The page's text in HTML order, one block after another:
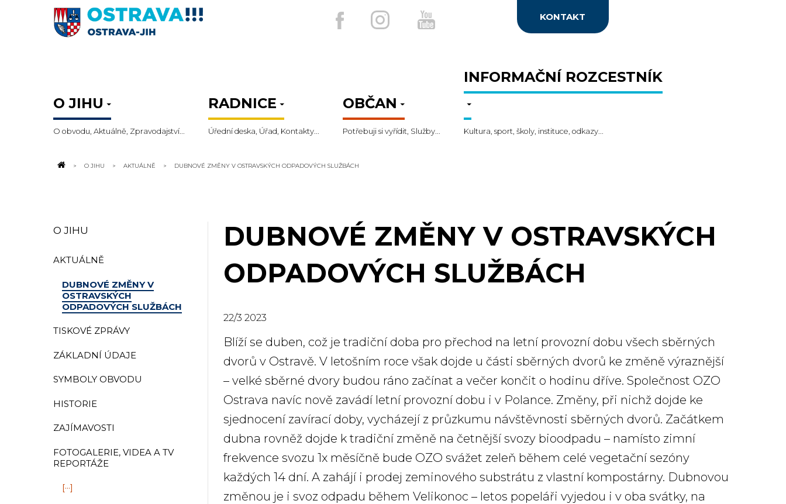
KONTAKT
O JIHU
O obvodu, Aktuálně, Zpravodajství...
RADNICE
Úřední deska, Úřad, Kontakty...
OBČAN
Potřebuji si vyřídit, Služby...
INFORMAČNÍ ROZCESTNÍK
Kultura, sport, školy, instituce, odkazy...
O JIHU AKTUÁLNĚ DUBNOVÉ ZMĚNY V OSTRAVSKÝCH ODPADOVÝCH SLUŽBÁCH
O JIHU
AKTUÁLNĚ
DUBNOVÉ ZMĚNY V
OSTRAVSKÝCH
ODPADOVÝCH SLUŽBÁCH
TISKOVÉ ZPRÁVY
ZÁKLADNÍ ÚDAJE
SYMBOLY OBVODU
HISTORIE
ZAJÍMAVOSTI
FOTOGALERIE, VIDEA A TV
REPORTÁŽE
[···]
DUBNOVÉ ZMĚNY V OSTRAVSKÝCH
ODPADOVÝCH SLUŽBÁCH
22/3 2023
Blíží se duben, což je tradiční doba pro přechod na letní provozní dobu všech sběrných
dvorů v Ostravě. V letošním roce však dojde u části sběrných dvorů ke změně výraznější
– velké sběrné dvory budou ráno začínat a večer končit o hodinu dříve. Společnost OZO
Ostrava navíc nově zavádí letní provozní dobu i v Polance. Změny, při nichž dojde ke
sjednocení zavírací doby, vycházejí z průzkumu návštěvnosti sběrných dvorů. Začátkem
dubna rovněž dojde k tradiční změně na četnější svozy bioodpadu – namísto zimní
frekvence svozu 1x měsíčně bude OZO svážet zeleň během celé vegetační sezóny
každých 14 dní. A zahájí i prodej zeminového substrátu z vlastní kompostárny. Dubnovou
změnou je i svoz odpadu během Velikonoc – letos popeláři vyjedou i v oba svátky, na